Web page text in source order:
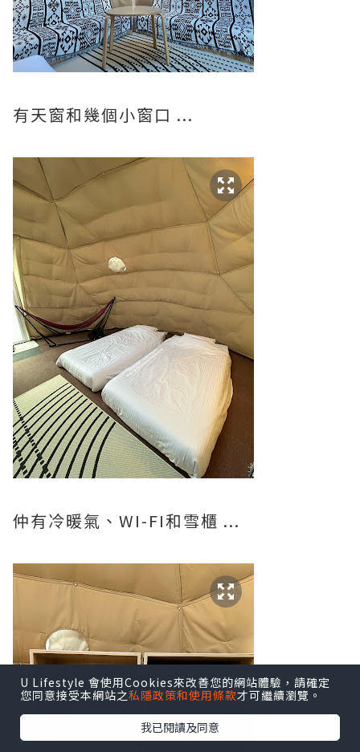
有天窗和幾個小窗口 ...
仲有冷暖氣、WI-FI和雪櫃 ...
U Lifestyle 會使用Cookies來改善您的網站體驗，請確定
您同意接受本網站之私隱政策和使用條款才可繼續瀏覽。
我已閱讀及同意